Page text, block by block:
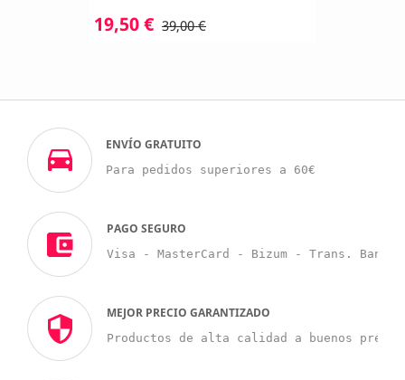
19,50 € 39,00 €
ENVÍO GRATUITO
Para pedidos superiores a 60€
PAGO SEGURO
Visa - MasterCard - Bizum - Trans.
MEJOR PRECIO GARANTIZADO
Productos de alta calidad a buenos